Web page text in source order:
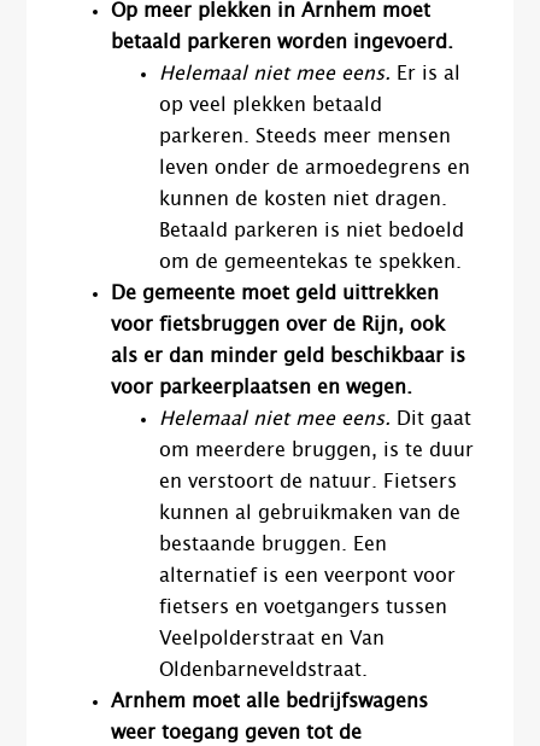
Op meer plekken in Arnhem moet
betaald parkeren worden ingevoerd.
Helemaal niet mee eens. Er is al
op veel plekken betaald
parkeren. Steeds meer mensen
leven onder de armoedegrens en
kunnen de kosten niet dragen.
Betaald parkeren is niet bedoeld
om de gemeentekas te spekken.
De gemeente moet geld uittrekken
voor fietsbruggen over de Rijn, ook
als er dan minder geld beschikbaar is
voor parkeerplaatsen en wegen.
Helemaal niet mee eens. Dit gaat
om meerdere bruggen, is te duur
en verstoort de natuur. Fietsers
kunnen al gebruikmaken van de
bestaande bruggen. Een
alternatief is een veerpont voor
fietsers en voetgangers tussen
Veelpolderstraat en Van
Oldenbarneveldstraat.
Arnhem moet alle bedrijfswagens
weer toegang geven tot de